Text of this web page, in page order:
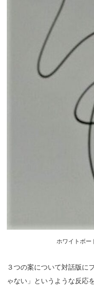
ホワイトボー
３つの案について対話版に
ゃない」というような反応